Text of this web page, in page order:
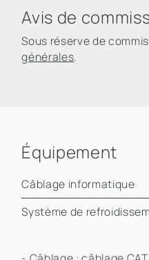
Avis de
Sous réserve de
générales.
Équipement
Câblage informatique
Système de